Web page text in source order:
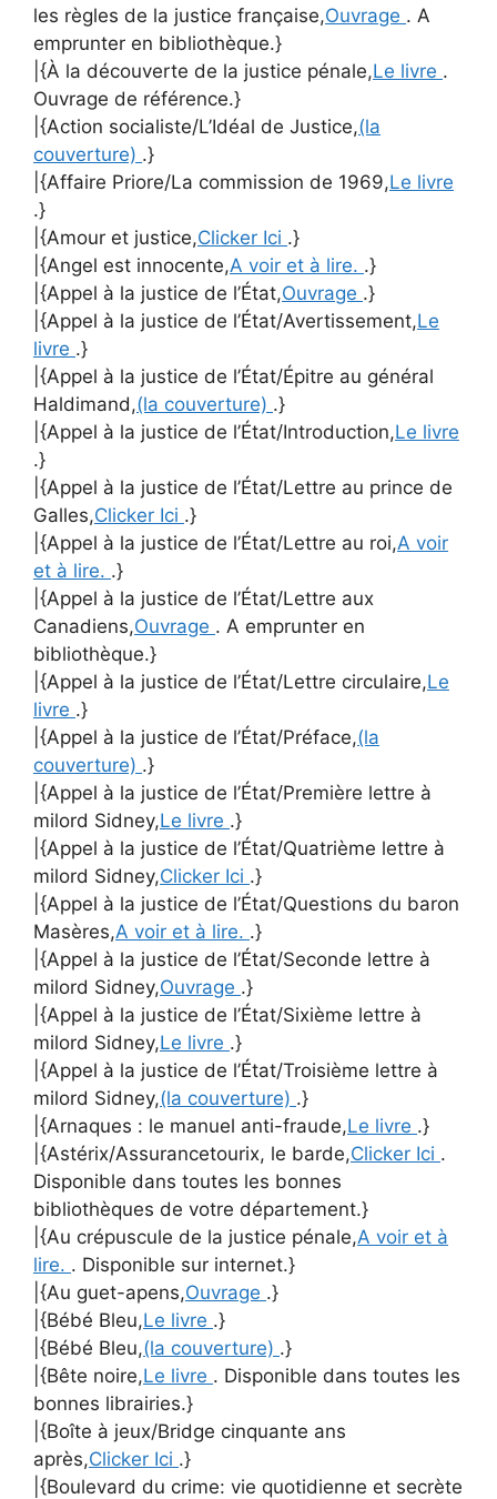
les règles de la justice française,Ouvrage . A
emprunter en bibliothèque.}
|{À la découverte de la justice pénale,Le livre .
Ouvrage de référence.}
|{Action socialiste/L’Idéal de Justice,(la
couverture) .}
|{Affaire Priore/La commission de 1969,Le livre
.}
|{Amour et justice,Clicker Ici .}
|{Angel est innocente,A voir et à lire. .}
|{Appel à la justice de l’État,Ouvrage .}
|{Appel à la justice de l’État/Avertissement,Le
livre .}
|{Appel à la justice de l’État/Épitre au général
Haldimand,(la couverture) .}
|{Appel à la justice de l’État/Introduction,Le livre
.}
|{Appel à la justice de l’État/Lettre au prince de
Galles,Clicker Ici .}
|{Appel à la justice de l’État/Lettre au roi,A voir
et à lire. .}
|{Appel à la justice de l’État/Lettre aux
Canadiens,Ouvrage . A emprunter en
bibliothèque.}
|{Appel à la justice de l’État/Lettre circulaire,Le
livre .}
|{Appel à la justice de l’État/Préface,(la
couverture) .}
|{Appel à la justice de l’État/Première lettre à
milord Sidney,Le livre .}
|{Appel à la justice de l’État/Quatrième lettre à
milord Sidney,Clicker Ici .}
|{Appel à la justice de l’État/Questions du baron
Masères,A voir et à lire. .}
|{Appel à la justice de l’État/Seconde lettre à
milord Sidney,Ouvrage .}
|{Appel à la justice de l’État/Sixième lettre à
milord Sidney,Le livre .}
|{Appel à la justice de l’État/Troisième lettre à
milord Sidney,(la couverture) .}
|{Arnaques : le manuel anti-fraude,Le livre .}
|{Astérix/Assurancetourix, le barde,Clicker Ici .
Disponible dans toutes les bonnes
bibliothèques de votre département.}
|{Au crépuscule de la justice pénale,A voir et à
lire. . Disponible sur internet.}
|{Au guet-apens,Ouvrage .}
|{Bébé Bleu,Le livre .}
|{Bébé Bleu,(la couverture) .}
|{Bête noire,Le livre . Disponible dans toutes les
bonnes librairies.}
|{Boîte à jeux/Bridge cinquante ans
après,Clicker Ici .}
|{Boulevard du crime: vie quotidienne et secrète